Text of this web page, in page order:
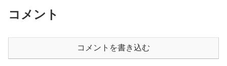
コメント
コメントを書き込む